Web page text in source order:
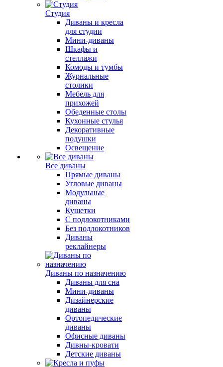
Студия
Диваны и кресла
для студии
Мини-диваны
Шкафы и
стеллажи
Комоды и тумбы
Журнальные
столики
Мебель для
прихожей
Обеденные столы
Кухонные стулья
Декоративные
подушки
Освещение
Все диваны
Прямые диваны
Угловые диваны
Модульные
диваны
Кушетки
С подлокотниками
Без подлокотников
Диваны
реклайнеры
Диваны по назначению
Диваны для сна
Мини-диваны
Дизайнерские
диваны
Ортопедические
диваны
Офисные диваны
Дивны-кровати
Детские диваны